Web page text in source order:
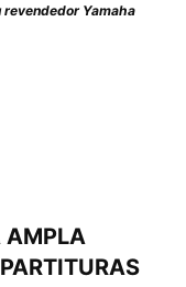
revendedor Yamaha
AMPLA